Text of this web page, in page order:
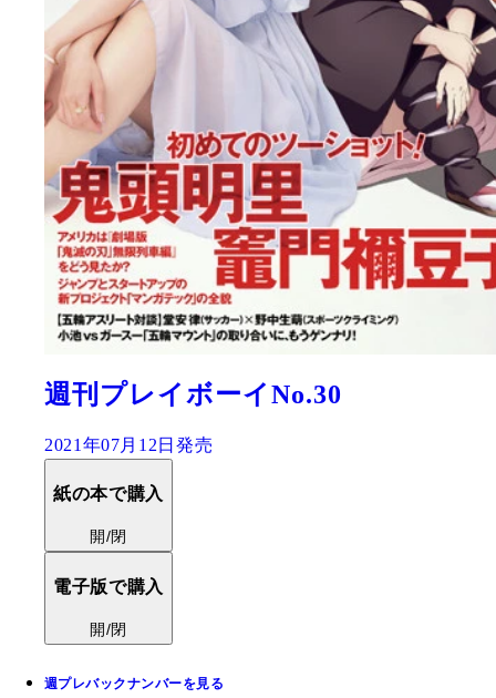
週刊プレイボーイNo.30
2021年07月12日発売
紙の本で購入
開/閉
電子版で購入
開/閉
週プレバックナンバーを見る